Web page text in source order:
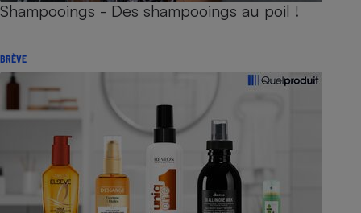
Shampooings - Des shampooings au poil !
BRÈVE